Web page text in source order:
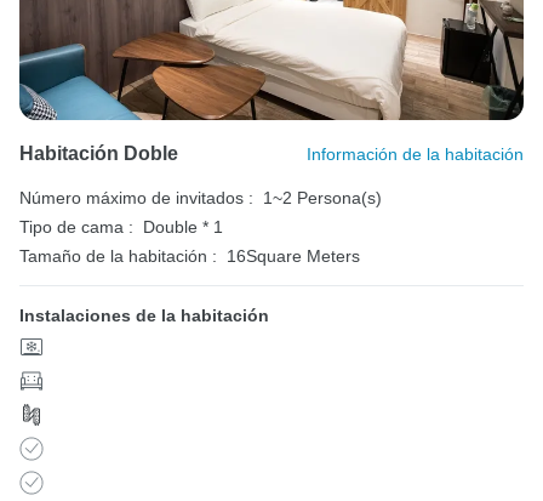
Habitación Doble Información de la habitación
Número máximo de invitados :
1~2 Persona(s)
Tipo de cama :
Double * 1
Tamaño de la habitación :
16Square Meters
Instalaciones de la habitación